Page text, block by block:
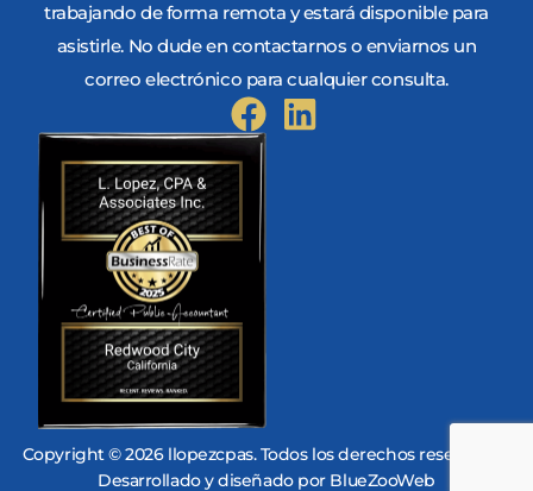
trabajando de forma remota y estará disponible para
asistirle. No dude en contactarnos o enviarnos un
correo electrónico para cualquier consulta.
Copyright © 2026 llopezcpas. Todos los derechos reservados.
Desarrollado y diseñado por BlueZooWeb